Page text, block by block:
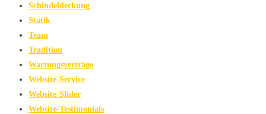
Schindeldeckung
Statik
Team
Tradition
Wartungsverträge
Website-Service
Website-Slider
Website-Testimonials